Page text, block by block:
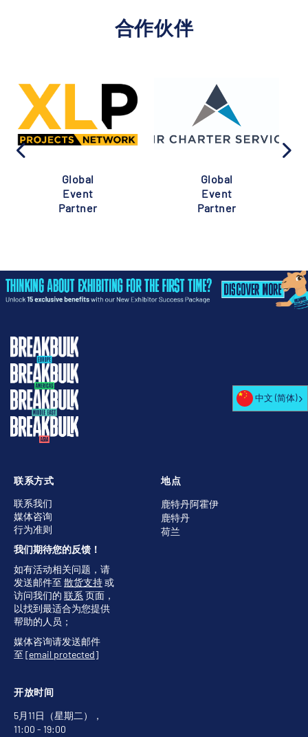
合作伙伴
Global
Event
Partner
Global
Event
Partner
地点
鹿特丹阿霍伊
鹿特丹
荷兰
开放时间
5月11日（星期二），
11:00 - 19:00
联系方式
联系我们
媒体咨询
行为准则
我们期待您的反馈！
如有活动相关问题，请
发送邮件至 散货支持或
访问我们的 联系 页面，
以找到最适合为您提供
帮助的人员；
媒体咨询请发送邮件
至 [email protected]
中文 (简体)